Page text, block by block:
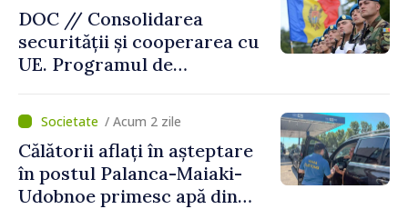
DOC // Consolidarea
securității și cooperarea cu
UE. Programul de
Naționale de Apărare pentru
perioada 2024–2034,
publicat în Monitorul Oficial
/ Acum 2 zile
Călătorii aflați în așteptare
în postul Palanca-Maiaki-
Udobnoe primesc apă din